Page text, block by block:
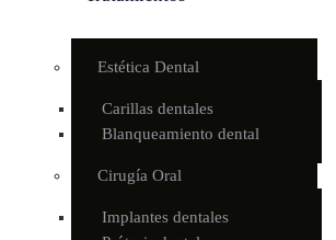
Estética Dental
Carillas dentales
Blanqueamiento dental
Cirugía Oral
Implantes dentales